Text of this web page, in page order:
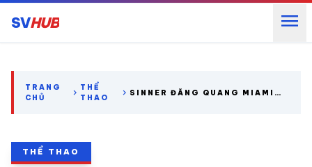
SVHUB menu
THỂ THAO TRONG NƯỚC
TRANG
CHỦ
chevron_right THỂ
THAO
chevron_right SINNER ĐĂNG QUANG MIAMI
THỂ THAO